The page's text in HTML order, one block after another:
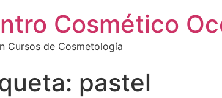
Cosmético
Cursos de Cosmetología
pastel